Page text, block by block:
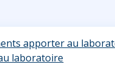
apporter au
laboratoire